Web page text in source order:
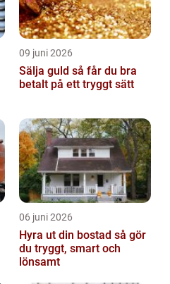
09 juni 2026
Sälja guld så får du bra
betalt på ett tryggt sätt
06 juni 2026
Hyra ut din bostad så gör
du tryggt, smart och
lönsamt